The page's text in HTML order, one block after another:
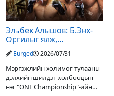
Эльбек Алышов: Б.Энх-
Оргилыг ялж,
гэрийнхэндээ байшин
авч өгнө
Burged 2026/07/31
Мэргэжлийн холимог тулааны
дэлхийн шилдэг холбоодын
нэг "ONE Championship"-ийн